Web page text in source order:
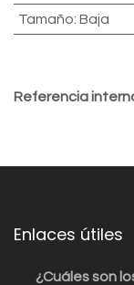
Tamaño: Baja
Referencia
Enlaces útiles
¿Cuáles son